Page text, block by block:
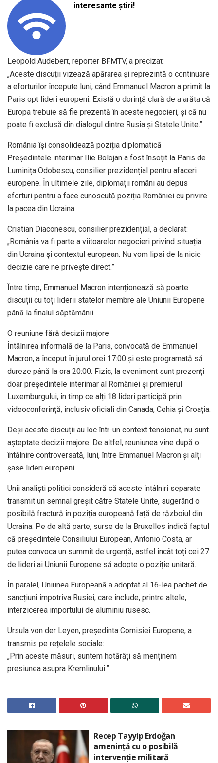
interesante știri!
Leopold Audebert, reporter BFMTV, a precizat:
„Aceste discuții vizează apărarea și reprezintă o continuare
a eforturilor începute luni, când Emmanuel Macron a primit la
Paris opt lideri europeni. Există o dorință clară de a arăta că
Europa trebuie să fie prezentă în aceste negocieri, și că nu
poate fi exclusă din dialogul dintre Rusia și Statele Unite.”
România își consolidează poziția diplomatică
Președintele interimar Ilie Bolojan a fost însoțit la Paris de
Luminița Odobescu, consilier prezidențial pentru afaceri
europene. În ultimele zile, diplomații români au depus
eforturi pentru a face cunoscută poziția României cu privire
la pacea din Ucraina.
Cristian Diaconescu, consilier prezidențial, a declarat:
„România va fi parte a viitoarelor negocieri privind situația
din Ucraina și contextul european. Nu vom lipsi de la nicio
decizie care ne privește direct.”
Între timp, Emmanuel Macron intenționează să poarte
discuții cu toți liderii statelor membre ale Uniunii Europene
până la finalul săptămânii.
O reuniune fără decizii majore
Întâlnirea informală de la Paris, convocată de Emmanuel
Macron, a început în jurul orei 17:00 și este programată să
dureze până la ora 20:00. Fizic, la eveniment sunt prezenți
doar președintele interimar al României și premierul
Luxemburgului, în timp ce alți 18 lideri participă prin
videoconferință, inclusiv oficiali din Canada, Cehia și Croația.
Deși aceste discuții au loc într-un context tensionat, nu sunt
așteptate decizii majore. De altfel, reuniunea vine după o
întâlnire controversată, luni, între Emmanuel Macron și alți
șase lideri europeni.
Unii analiști politici consideră că aceste întâlniri separate
transmit un semnal greșit către Statele Unite, sugerând o
posibilă fractură în poziția europeană față de războiul din
Ucraina. Pe de altă parte, surse de la Bruxelles indică faptul
că președintele Consiliului European, Antonio Costa, ar
putea convoca un summit de urgență, astfel încât toți cei 27
de lideri ai Uniunii Europene să adopte o poziție unitară.
În paralel, Uniunea Europeană a adoptat al 16-lea pachet de
sancțiuni împotriva Rusiei, care include, printre altele,
interzicerea importului de aluminiu rusesc.
Ursula von der Leyen, președinta Comisiei Europene, a
transmis pe rețelele sociale:
„Prin aceste măsuri, suntem hotărâți să menținem
presiunea asupra Kremlinului.”
Recep Tayyip Erdoğan
amenință cu o posibilă
intervenție militară